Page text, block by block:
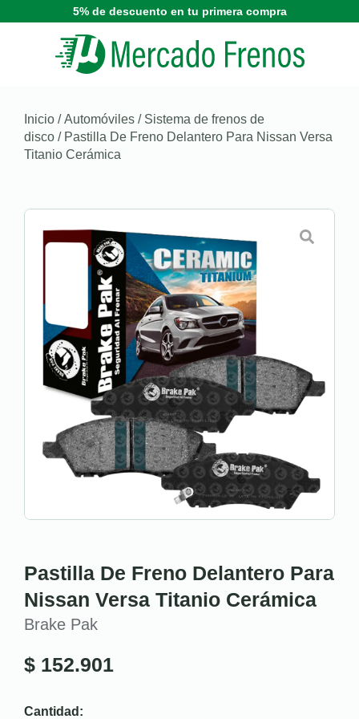
5% de descuento en tu primera compra
Inicio /Automóviles / Sistema de frenos de
disco / Pastilla De Freno Delantero Para Nissan Versa
Titanio Cerámica
Pastilla De Freno Delantero Para
Nissan Versa Titanio Cerámica
Brake Pak
$ 152.901
Cantidad: